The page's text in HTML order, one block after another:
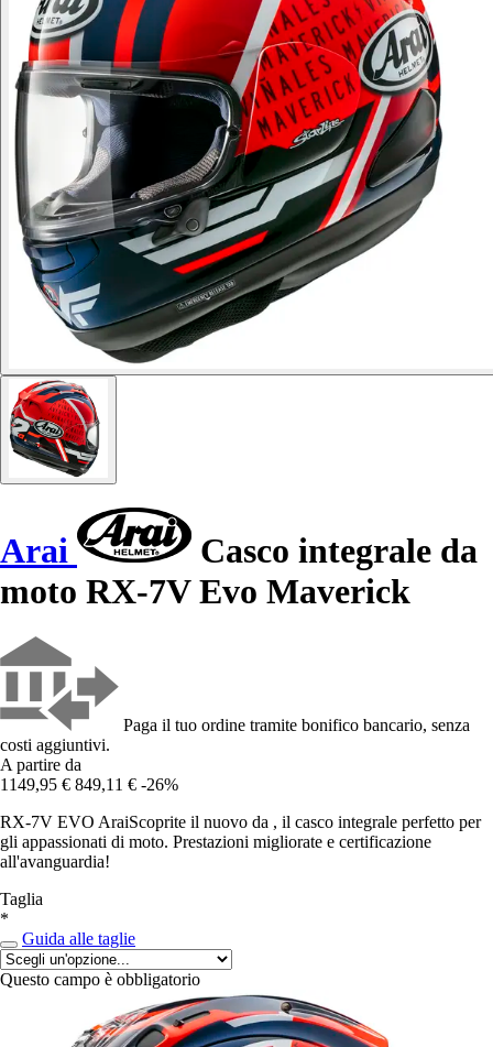
Arai
Casco integrale da
moto RX-7V Evo Maverick
Paga il tuo ordine tramite bonifico bancario, senza
costi aggiuntivi.
A partire da
1149,95 € 849,11 € -26%
RX-7V EVO AraiScoprite il nuovo da , il casco integrale perfetto per
gli appassionati di moto. Prestazioni migliorate e certificazione
all'avanguardia!
Taglia
*
Guida alle taglie
Questo campo è obbligatorio